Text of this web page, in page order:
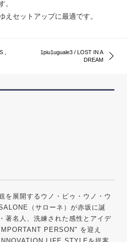
。
えセットアップに最適です。
,
1piu1uguale3 / LOST IN A
DREAM
を展開するウノ・ピゥ・ウノ・ウ
（サローネ）が赤坂に誕
著名人、洗練された感性とアイデ
PERSON" を迎え